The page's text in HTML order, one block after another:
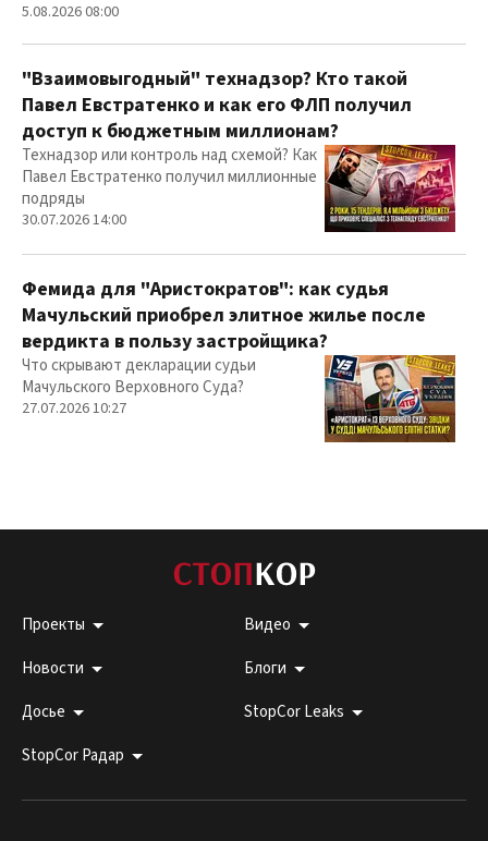
5.08.2026 08:00
"Взаимовыгодный" технадзор? Кто такой
Павел Евстратенко и как его ФЛП получил
доступ к бюджетным миллионам?
Технадзор или контроль над схемой? Как
Павел Евстратенко получил миллионные
подряды
30.07.2026 14:00
Фемида для "Аристократов": как судья
Мачульский приобрел элитное жилье после
вердикта в пользу застройщика?
Что скрывают декларации судьи
Мачульского Верховного Суда?
27.07.2026 10:27
Проекты
Видео
Новости
Блоги
Досье
StopCor Leaks
StopCor Радар